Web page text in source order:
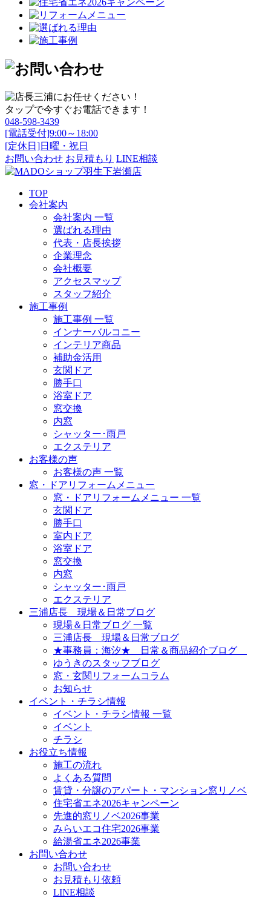
タップで今すぐお電話できます！
048-598-3439
[電話受付]9:00～18:00
[定休日]日曜・祝日
お問い合わせ お見積もり LINE相談
TOP
会社案内
会社案内 一覧
選ばれる理由
代表・店長挨拶
企業理念
会社概要
アクセスマップ
スタッフ紹介
施工事例
施工事例 一覧
インナーバルコニー
インテリア商品
補助金活用
玄関ドア
勝手口
浴室ドア
窓交換
内窓
シャッター･雨戸
エクステリア
お客様の声
お客様の声 一覧
窓・ドアリフォームメニュー
窓・ドアリフォームメニュー 一覧
玄関ドア
勝手口
室内ドア
浴室ドア
窓交換
内窓
シャッター･雨戸
エクステリア
三浦店長 現場＆日常ブログ
現場＆日常ブログ 一覧
三浦店長 現場＆日常ブログ
★事務員：海汐★ 日常＆商品紹介ブログ
ゆうきのスタッフブログ
窓・玄関リフォームコラム
お知らせ
イベント・チラシ情報
イベント・チラシ情報 一覧
イベント
チラシ
お役立ち情報
施工の流れ
よくある質問
賃貸・分譲のアパート・マンション窓リノベ
住宅省エネ2026キャンペーン
先進的窓リノベ2026事業
みらいエコ住宅2026事業
給湯省エネ2026事業
お問い合わせ
お問い合わせ
お見積もり依頼
LINE相談